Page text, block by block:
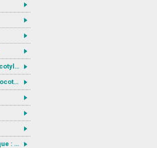
Angiospermes Eudicotylédones
Angiospermes Monocotylédones
Collection scientifique : Gastrotricha